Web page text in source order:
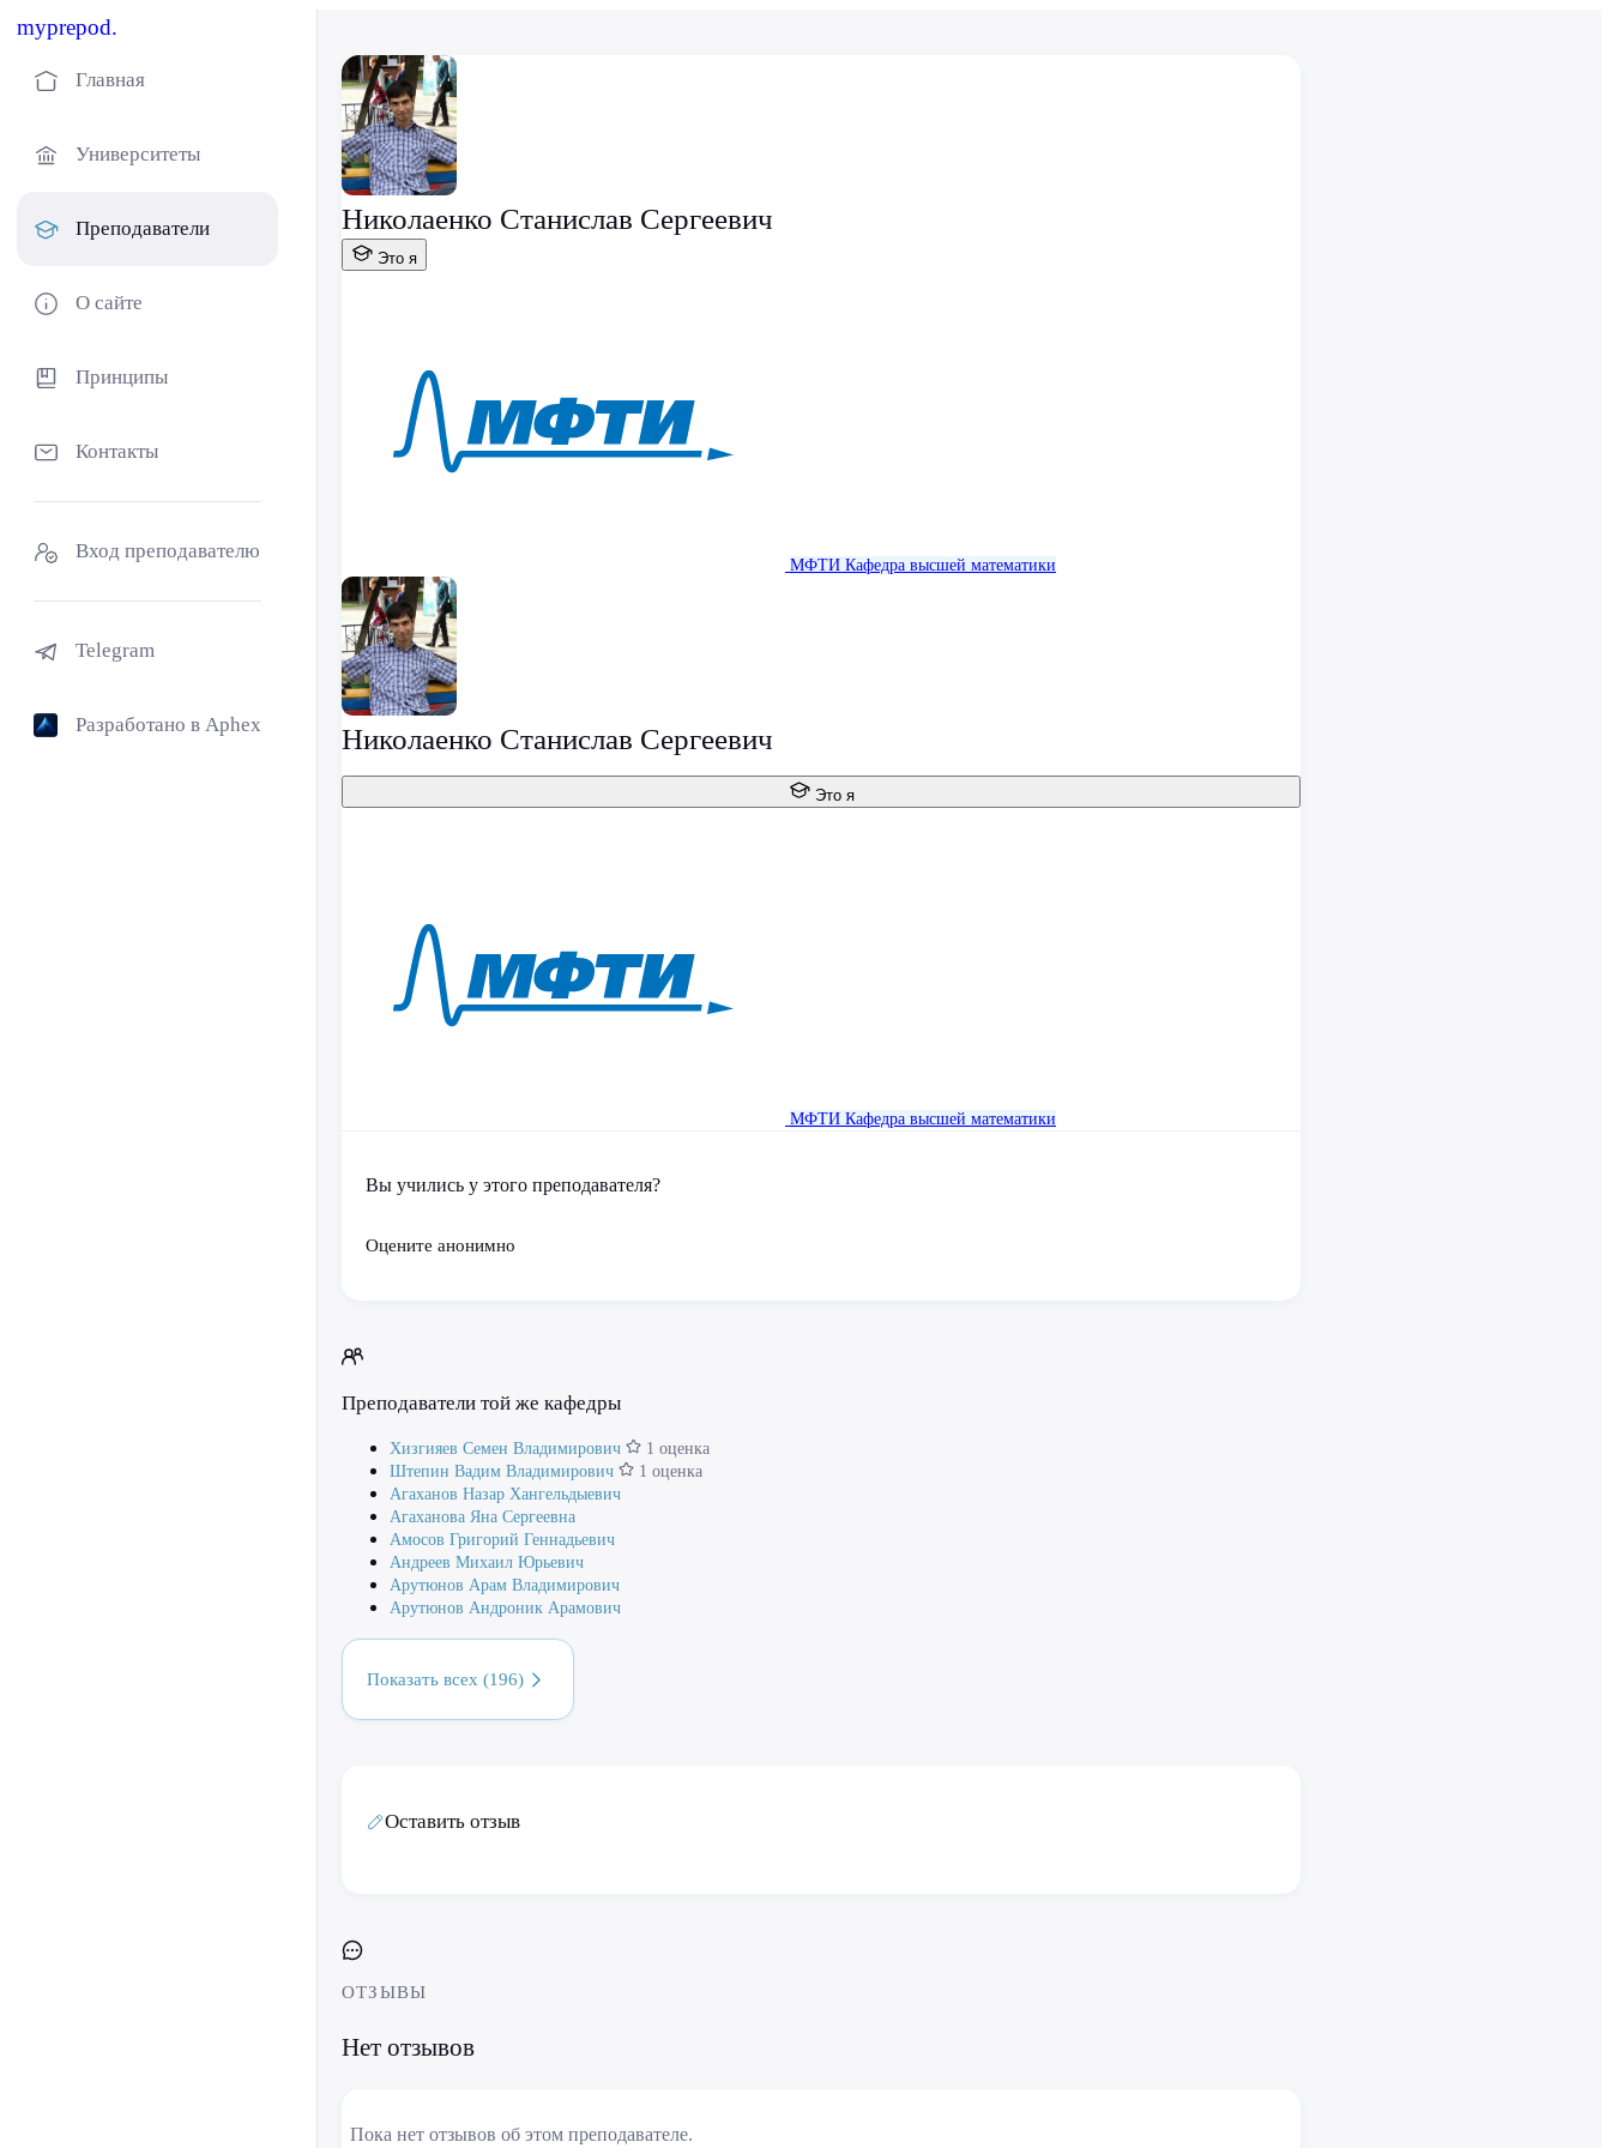
myprepod.
Главная
Университеты
Преподаватели
О сайте
Принципы
Контакты
Вход преподавателю
Telegram
Разработано в Aphex
Николаенко Станислав Сергеевич
Это я
МФТИ Кафедра высшей математики
Николаенко Станислав Сергеевич
Это я
МФТИ Кафедра высшей математики
Вы учились у этого преподавателя?
Оцените анонимно
Преподаватели той же кафедры
Хизгияев Семен Владимирович
1 оценка
Штепин Вадим Владимирович
1 оценка
Агаханов Назар Хангельдыевич
Агаханова Яна Сергеевна
Амосов Григорий Геннадьевич
Андреев Михаил Юрьевич
Арутюнов Арам Владимирович
Арутюнов Андроник Арамович
Показать всех (196)
Оставить отзыв
ОТЗЫВЫ
Нет отзывов
Пока нет отзывов об этом преподавателе.